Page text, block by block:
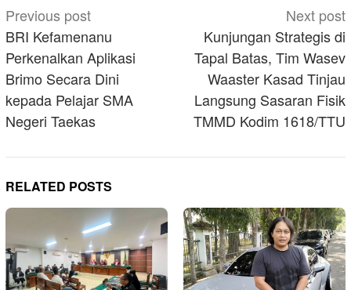
Post
navigation
Previous post
BRI Kefamenanu
Perkenalkan Aplikasi
Brimo Secara Dini
kepada Pelajar SMA
Negeri Taekas
Next post
Kunjungan Strategis di
Tapal Batas, Tim Wasev
Waaster Kasad Tinjau
Langsung Sasaran Fisik
TMMD Kodim 1618/TTU
RELATED POSTS